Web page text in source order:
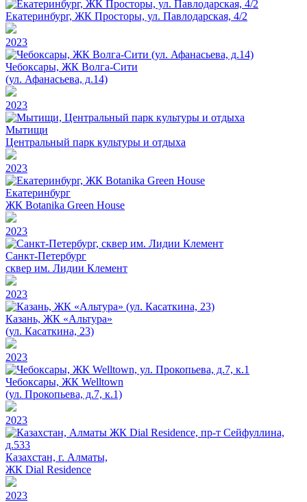
Екатеринбург, ЖК Просторы, ул. Павлодарская, 4/2
2023
Чебоксары, ЖК Волга-Сити
(ул. Афанасьева, д.14)
2023
Мытищи
Центральный парк культуры и отдыха
2023
Екатеринбург
ЖК Botanika Green House
2023
Санкт-Петербург
сквер им. Лидии Клемент
2023
Казань, ЖК «Альтура»
(ул. Касаткина, 23)
2023
Чебоксары, ЖК Welltown
(ул. Прокопьева, д.7, к.1)
2023
Казахстан, г. Алматы,
ЖК Dial Residence
2023